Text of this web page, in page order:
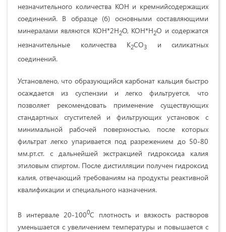
незначительного количества КОН и кремнийсодержащих
соединений. В образце (б) основными составляющими
минералами являются КОН*2Н2О, КОН*Н2О и содержатся
незначительные количества К2СО3 и силикатных
соединений.
Установлено, что образующийся карбонат кальция быстро
осаждается из суспензии и легко фильтруется, что
позволяет рекомендовать применение существующих
стандартных сгустителей и фильтрующих установок с
минимальной рабочей поверхностью, после которых
фильтрат легко упаривается под разрежением до 50-80
мм.рт.ст. с дальнейшей экстракцией гидроксида калия
этиловым спиртом. После дистилляции получен гидроксид
калия, отвечающий требованиям на продукты реактивной
квалификации и специального назначения.
В интервале 20-1000С плотность и вязкость растворов
уменьшается с увеличением температуры и повышается с